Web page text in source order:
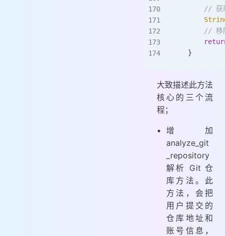
// 获
// 移
    }
大致描述此方法
核心的三个流
程；
增加
analyze_git
_repository
解析 Git 仓
库方法。此
方法，会把
用户提交的
仓库地址和
账号信息，